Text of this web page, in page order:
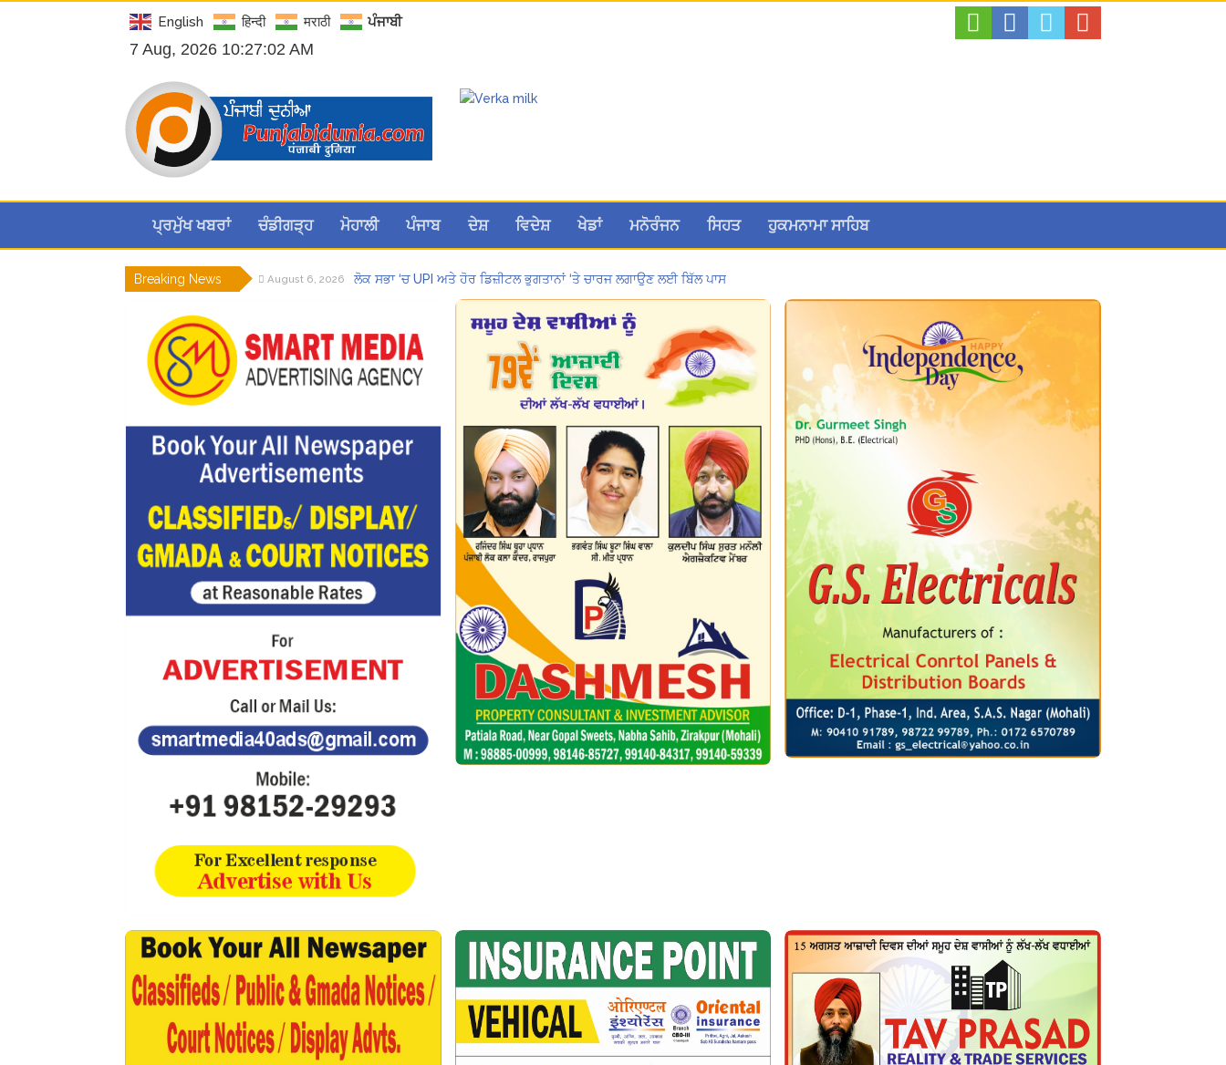
English हिन्दी मराठी ਪੰਜਾਬੀ
7 Aug, 2026 10:27:03 AM
ਪ੍ਰਮੁੱਖ ਖਬਰਾਂ ਚੰਡੀਗੜ੍ਹ ਮੋਹਾਲੀ ਪੰਜਾਬ ਦੇਸ਼ ਵਿਦੇਸ਼ ਖੇਡਾਂ ਮਨੋਰੰਜਨ ਸਿਹਤ ਹੁਕਮਨਾਮਾ ਸਾਹਿਬ
Breaking News August 6, 2026 ਲੋਕ ਸਭਾ ‘ਚ UPI ਅਤੇ ਹੋਰ ਡਿਜ਼ੀਟਲ ਭੁਗਤਾਨਾਂ ‘ਤੇ ਚਾਰਜ ਲਗਾਉਣ ਲਈ ਬਿੱਲ ਪਾਸ
8 अगस्त को मोहाली के होटल एंकरेज में सजेगा “तीज मुटियारां दी” का रंग
ਜਿਨਸੀ ਸ਼ੋਸ਼ਣ ਮਾਮਲੇ ‘ਚ ਤਹਿਲਕਾ ਮੈਗਜ਼ੀਨ ਦੇ ਸਾਬਕਾ ਸੰਪਾਦਕ ਤਰੁਣ ਤੇਜਪਾਲ ਨੂੰ 10 ਸਾਲ ਦੀ ਕੈਦ
August 6, 2026 ਗੌਰਮਿੰਟ ਸਕੂਲ ਲੈਕਚਰਾਰ ਯੂਨੀਅਨ ਪੰਜਾਬ ਵੱਲੋਂ 7 ਅਗਸਤ ਦੀ ਚੰਡੀਗੜ੍ਹ ਮਹਾਂ ਰੈਲੀ ਦਾ ਪੂਰਨ ਸਮਰਥਨ
August 6, 2026 Hukamnama Sri Darbar Sahib, Amritsar – Punjabi Dunia
August 7, 2026 Hukamnama Sri Darbar Sahib, Amritsar – Punjabi Dunia